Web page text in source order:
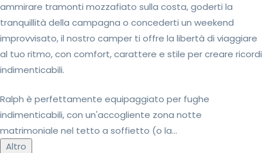
ammirare tramonti mozzafiato sulla costa, goderti la
tranquillità della campagna o concederti un weekend
improvvisato, il nostro camper ti offre la libertà di viaggiare
al tuo ritmo, con comfort, carattere e stile per creare ricordi
indimenticabili.
Ralph è perfettamente equipaggiato per fughe
indimenticabili, con un'accogliente zona notte
matrimoniale nel tetto a soffietto (o la...
Altro